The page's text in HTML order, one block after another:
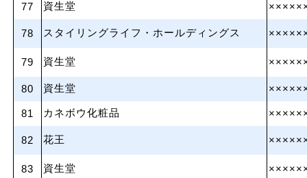
77 資生堂
78 スタイリングライフ・ホールディングス
79 資生堂
80 資生堂
81 カネボウ化粧品
82 花王
83 資生堂